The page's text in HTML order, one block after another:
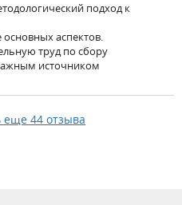
подход к
аспектов.
труд по сбору
источником
еще 44 отзыва